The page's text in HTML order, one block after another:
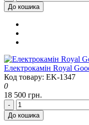
До кошика
Електрокамін Royal
Код товару: EK-1347
0
18 500 грн.
-
До кошика